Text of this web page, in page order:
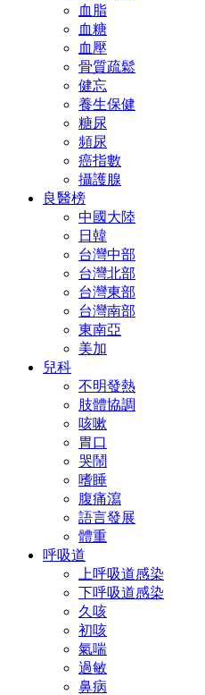
血脂
血糖
血壓
骨質疏鬆
健忘
養生保健
糖尿
頻尿
癌指數
攝護腺
良醫榜
中國大陸
日韓
台灣中部
台灣北部
台灣東部
台灣南部
東南亞
美加
兒科
不明發熱
肢體協調
咳嗽
胃口
哭鬧
嗜睡
腹痛瀉
語言發展
體重
呼吸道
上呼吸道感染
下呼吸道感染
久咳
初咳
氣喘
過敏
鼻病